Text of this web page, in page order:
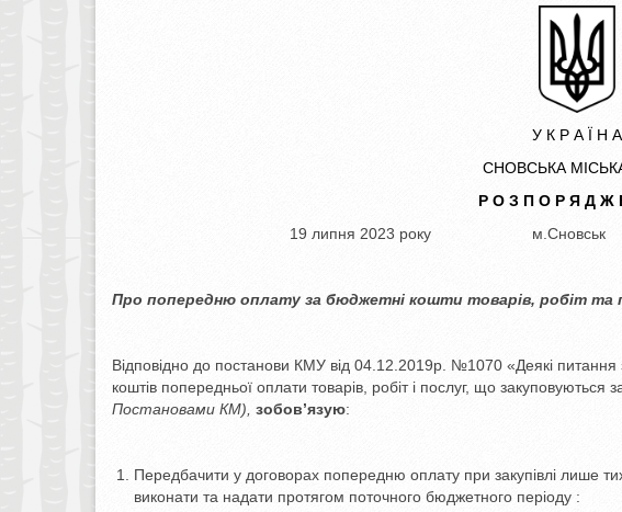
У К Р А Ї Н А
СНОВСЬКА
Р О З П О Р Я Д Ж
19 липня 2023
Про попередню оплату за бюджетні кошти товарів, робіт та
Відповідно до постанови КМУ від 04.12.2019р. №1070 «Деякі
коштів попередньої оплати товарів, робіт і послуг, що закуповуються
Постановами КМ), зобов’язую:
Передбачити у договорах попередню оплату при закупівлі лише
виконати та надати протягом поточного бюджетного періоду :